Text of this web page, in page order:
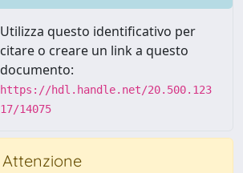
Utilizza questo identificativo per
citare o creare un link a questo
documento:
https://hdl.handle.net/20.500.123
17/14075
Attenzione